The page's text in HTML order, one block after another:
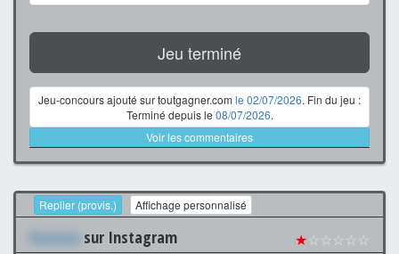
Jeu terminé
Jeu-concours ajouté sur toutgagner.com le 02/07/2026. Fin du jeu :
Terminé depuis le 08/07/2026.
Voir les commentaires
Replier (provis.) Affichage personnalisé
Xxxxxxx sur Instagram ★☆☆☆☆☆